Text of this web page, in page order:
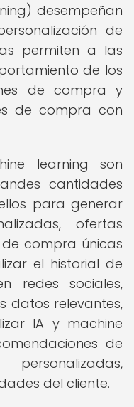
desempeñan
de
permiten a las
de los
de compra y
de compra con
learning son
cantidades
para generar
ofertas
compra únicas
el historial de
redes sociales,
datos relevantes,
IA y machine
de
del cliente.